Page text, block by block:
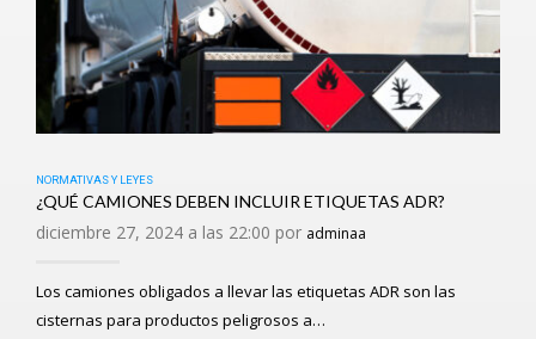
NORMATIVAS Y LEYES
¿QUÉ CAMIONES DEBEN INCLUIR ETIQUETAS ADR?
diciembre 27, 2024 a las 22:00 por adminaa
Los camiones obligados a llevar las etiquetas ADR son las
cisternas para productos peligrosos a…